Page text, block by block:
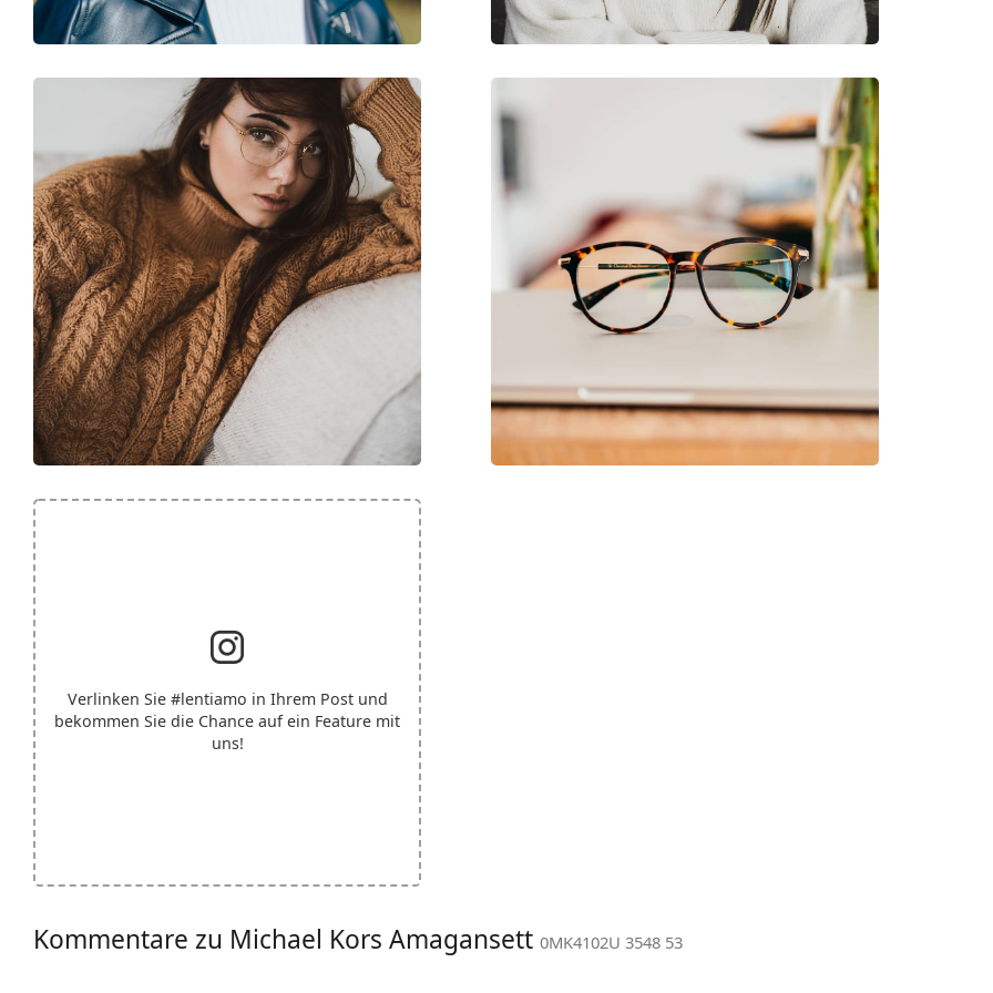
Marke:
Michael Kors
Code:
0MK4102U 3548 53
Verlinken Sie #lentiamo in Ihrem Post und
bekommen Sie die Chance auf ein Feature mit
uns!
Kommentare zu Michael Kors Amagansett 0MK4102U 3548 53